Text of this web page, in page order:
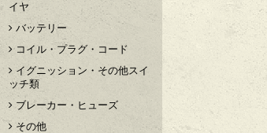
イヤ
バッテリー
コイル・プラグ・コード
イグニッション・その他スイ
ッチ類
ブレーカー・ヒューズ
その他